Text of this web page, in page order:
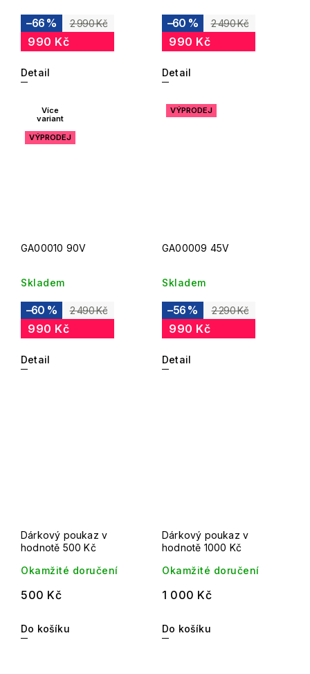
2 990 Kč
–66 %
990 Kč
Detail
2 490 Kč
–60 %
990 Kč
Detail
Více
variant
VÝPRODEJ
GA00010 90V
Skladem
2 490 Kč
–60 %
990 Kč
Detail
VÝPRODEJ
GA00009 45V
Skladem
2 290 Kč
–56 %
990 Kč
Detail
Dárkový poukaz v
hodnotě 500 Kč
Okamžité doručení
500 Kč
Do košíku
Dárkový poukaz v
hodnotě 1000 Kč
Okamžité doručení
1 000 Kč
Do košíku